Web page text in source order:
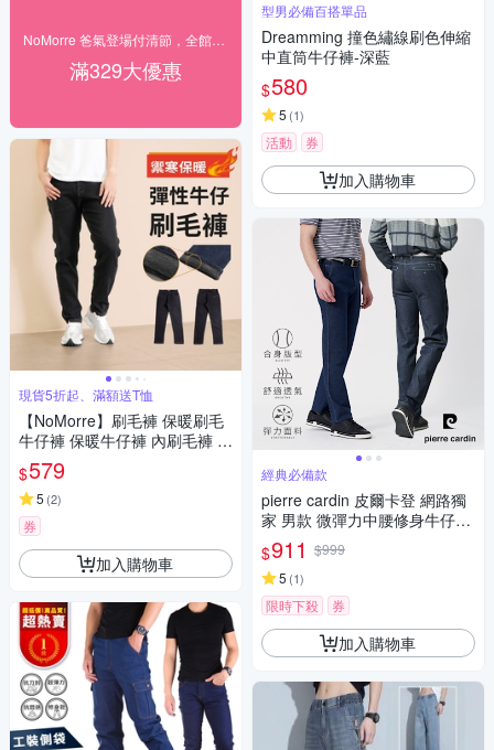
滿329大優惠
現貨5折起、滿額送T恤
【NoMorre】刷毛褲 保暖刷毛
牛仔褲 保暖牛仔褲 內刷毛褲 刷
毛牛仔褲 防寒保暖 小直筒 M-3
L 台灣現貨 #5745
$579
5 (2)
券
加入購物車
型男必備百搭單品
Dreamming 撞色繡線刷色伸縮
中直筒牛仔褲-深藍
$580
5 (1)
活動 券
加入購物車
經典必備款
pierre cardin 皮爾卡登 網路獨
家 男款 微彈力中腰修身牛仔褲
(多款任選)
$911 $999
5 (1)
限時下殺 券
加入購物車